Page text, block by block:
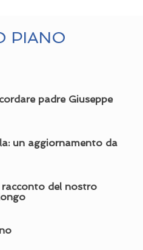
PIANO
padre Giuseppe
un aggiornamento da
del nostro